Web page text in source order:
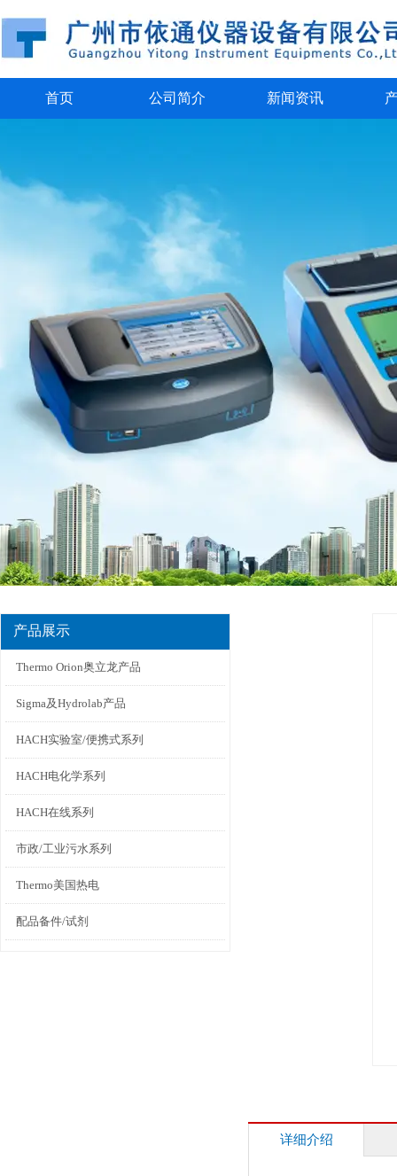
首页 公司简介 新闻资讯
产品展示
Thermo Orion奥立龙产品
Sigma及Hydrolab产品
HACH实验室/便携式系列
HACH电化学系列
HACH在线系列
市政/工业污水系列
Thermo美国热电
配品备件/试剂
详细介绍